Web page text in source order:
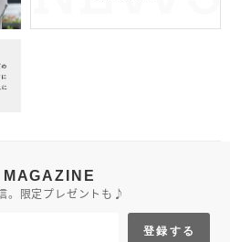
。限定プレゼントも♪
登録する